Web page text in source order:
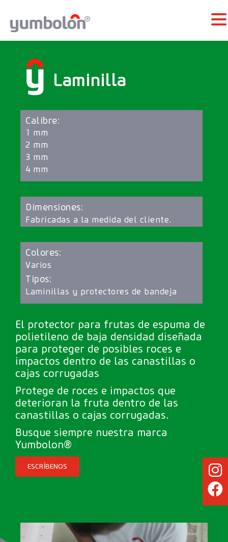
Laminilla
Calibre:
1 mm
2 mm
3 mm
4 mm
Dimensiones:
Fabricadas a la medida del cliente.
Colores:
Varios
Tipos:
Laminillas y protectores de bandeja
El protector para frutas de espuma de
polietileno de baja densidad diseñada
para proteger de posibles roces e
impactos dentro de las canastillas o
cajas corrugadas
Protege de roces e impactos que
deterioran la fruta dentro de las
canastillas o cajas corrugadas.
Busque siempre nuestra marca
Yumbolon®
ESCRÍBENOS